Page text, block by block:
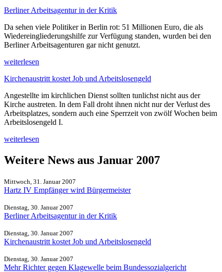
Berliner Arbeitsagentur in der Kritik
Da sehen viele Politiker in Berlin rot: 51 Millionen Euro, die als
Wiedereingliederungshilfe zur Verfügung standen, wurden bei den
Berliner Arbeitsagenturen gar nicht genutzt.
weiterlesen
Kirchenaustritt kostet Job und Arbeitslosengeld
Angestellte im kirchlichen Dienst sollten tunlichst nicht aus der
Kirche austreten. In dem Fall droht ihnen nicht nur der Verlust des
Arbeitsplatzes, sondern auch eine Sperrzeit von zwölf Wochen beim
Arbeitslosengeld I.
weiterlesen
Weitere News aus Januar 2007
Mittwoch, 31. Januar 2007
Hartz IV Empfänger wird Bürgermeister
Dienstag, 30. Januar 2007
Berliner Arbeitsagentur in der Kritik
Dienstag, 30. Januar 2007
Kirchenaustritt kostet Job und Arbeitslosengeld
Dienstag, 30. Januar 2007
Mehr Richter gegen Klagewelle beim Bundessozialgericht